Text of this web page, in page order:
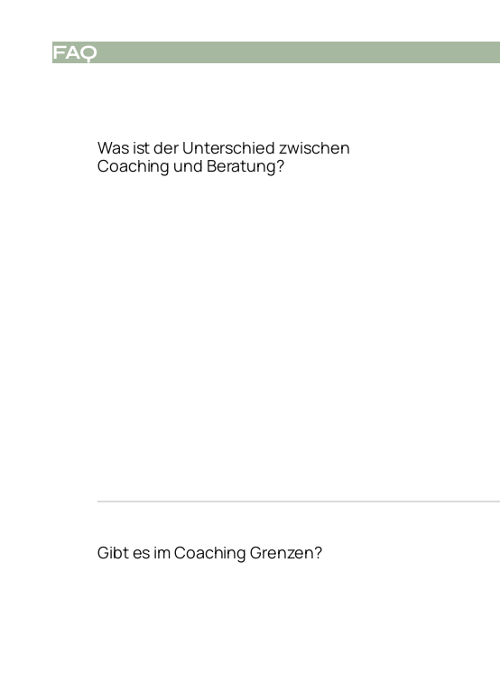
FAQ
Was ist der Unterschied zwischen
Coaching und Beratung?
Gibt es im Coaching Grenzen?